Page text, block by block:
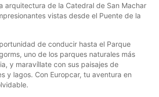
arquitectura de la Catedral de San Machar
vistas desde el Puente de la
de conducir hasta el Parque
uno de los parques naturales más
y maravíllate con sus paisajes de
y lagos. Con Europcar, tu aventura en